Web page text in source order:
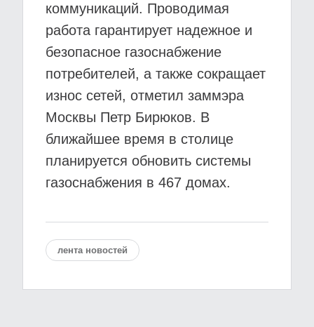
коммуникаций. Проводимая
работа гарантирует надежное и
безопасное газоснабжение
потребителей, а также сокращает
износ сетей, отметил заммэра
Москвы Петр Бирюков. В
ближайшее время в столице
планируется обновить системы
газоснабжения в 467 домах.
лента новостей